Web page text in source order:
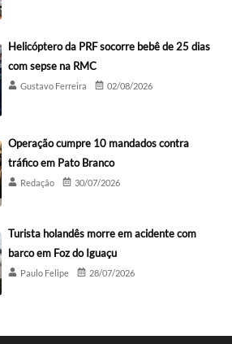
Helicóptero da PRF socorre bebê de 25 dias
com sepse na RMC
Gustavo Ferreira 02/08/2026
Operação cumpre 10 mandados contra
tráfico em Pato Branco
Redação 30/07/2026
Turista holandês morre em acidente com
barco em Foz do Iguaçu
Paulo Felipe 28/07/2026